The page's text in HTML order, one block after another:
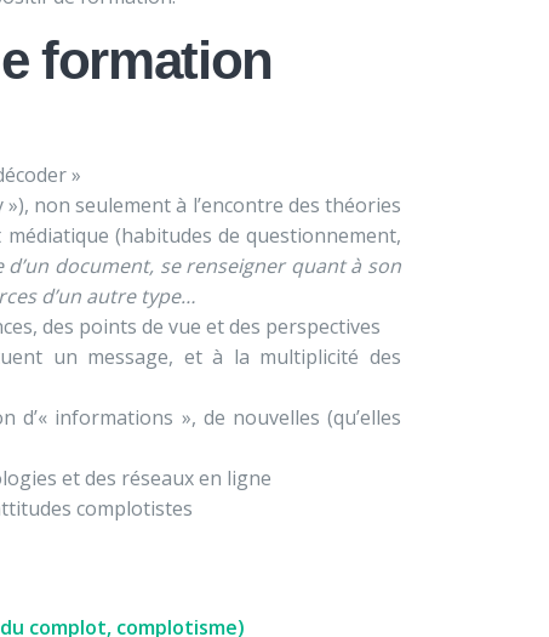
formation
»
non seulement à l’encontre des théories
(habitudes de questionnement,
document, se renseigner quant à son
d’un autre type…
des points de vue et des perspectives
un message, et à la multiplicité des
informations », de nouvelles (qu’elles
et des réseaux en ligne
complotistes
complot, complotisme)